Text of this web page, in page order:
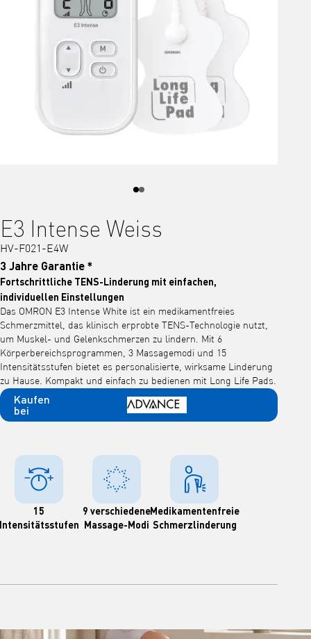
E3 Intense Weiss
HV-F021-E4W
3 Jahre Garantie *
Fortschrittliche TENS-Linderung mit einfachen,
individuellen Einstellungen
Das OMRON E3 Intense White ist ein medikamentfreies
Schmerzmittel, das klinisch erprobte TENS-Technologie nutzt,
um Muskel- und Gelenkschmerzen zu lindern. Mit 6
Körperbereichsprogrammen, 3 Massagemodi und 15
Intensitätsstufen bietet es personalisierte, wirksame Linderung
zu Hause. Kompakt und einfach zu bedienen mit Long Life Pads.
Kaufen
bei
15
9 verschiedene
Massage-Modi
Medikamentenfreie
Schmerzlinderung